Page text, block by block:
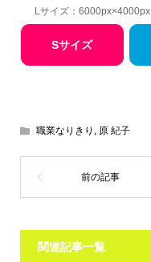
Lサイズ：6000px×4000px
Sサイズ
職業なりきり , 原 紀子
関連記事一覧